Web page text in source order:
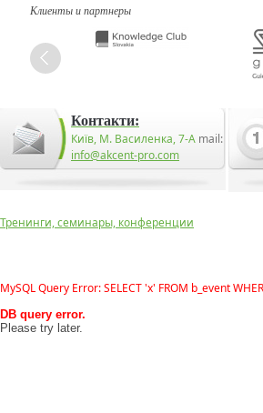
Клиенты и партнеры
Контакти:
Київ, М. Василенка, 7-А mail:
info@akcent-pro.com
Тренинги, семинары, конференции
MySQL Query Error: SELECT 'x' FROM b_event
DB query error.
Please try later.